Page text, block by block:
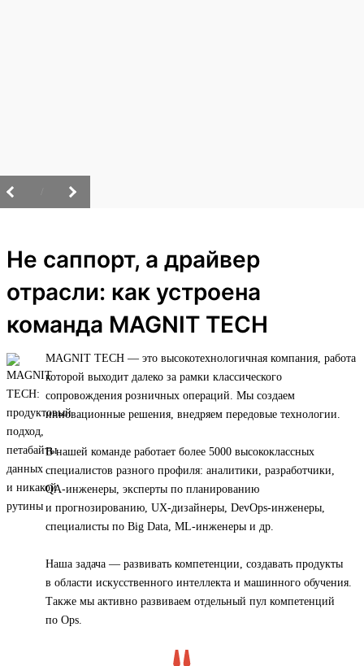
Не саппорт, а драйвер
отрасли: как устроена
команда MAGNIT TECH
MAGNIT TECH — это высокотехнологичная компания, работа
которой выходит далеко за рамки классического
сопровождения розничных операций. Мы создаем
инновационные решения, внедряем передовые технологии.
В нашей команде работает более 5000 высококлассных
специалистов разного профиля: аналитики, разработчики,
QA-инженеры, эксперты по планированию
и прогнозированию, UX-дизайнеры, DevOps-инженеры,
специалисты по Big Data, ML-инженеры и др.
Наша задача — развивать компетенции, создавать продукты
в области искусственного интеллекта и машинного обучения.
Также мы активно развиваем отдельный пул компетенций
по Ops.